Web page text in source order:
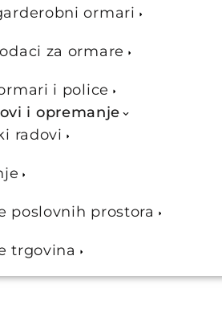
ormari
za ormare
i police
i opremanje
radovi
poslovnih prostora
trgovina